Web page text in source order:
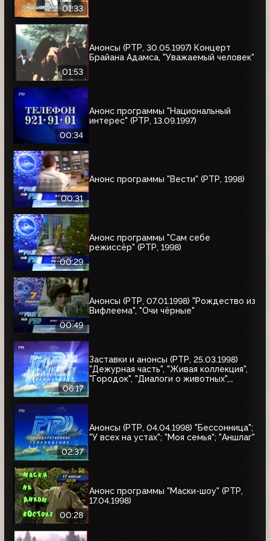
01:33
01:53
Анонсы (РТР, 30.05.1997) Концерт
Брайана Адамса, "Уважаемый человек"
00:34
Анонс программы "Национальный
интерес" (РТР, 13.09.1997)
00:31
Анонс программы "Вести" (РТР, 1998)
00:29
Анонс программы "Сам себе
режиссёр" (РТР, 1998)
00:49
Анонсы (РТР, 07.01.1998) "Рождество из
Вифлеема", "Очи чёрные"
06:17
Заставки и анонсы (РТР, 25.03.1998)
"Дежурная часть", "Живая коллекция",
"Городок", "Диалоги о животных",
02:37
Анонсы (РТР, 04.04.1998) "Бессонница";
"У всех на устах"; "Моя семья"; "Аншлаг"
00:28
Анонс программы "Маски-шоу" (РТР,
17.04.1998)